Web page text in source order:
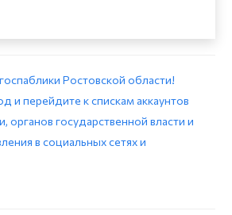
Ростовской области!
и перейдите к спискам аккаунтов
органов государственной власти и
в социальных сетях и